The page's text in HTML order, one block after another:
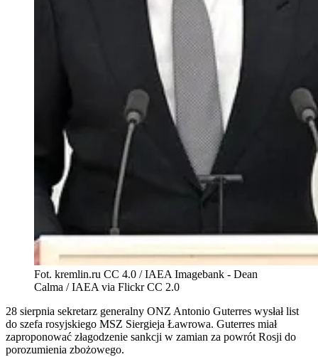
Fot. kremlin.ru CC 4.0 / IAEA Imagebank - Dean
Calma / IAEA via Flickr CC 2.0
28 sierpnia sekretarz generalny ONZ Antonio Guterres wysłał list
do szefa rosyjskiego MSZ Siergieja Ławrowa. Guterres miał
zaproponować złagodzenie sankcji w zamian za powrót Rosji do
porozumienia zbożowego.